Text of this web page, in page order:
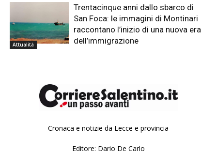
Attualità
Trentacinque anni dallo sbarco di
San Foca: le immagini di Montinari
raccontano l’inizio di una nuova era
dell’immigrazione
Cronaca e notizie da Lecce e provincia
Editore: Dario De Carlo